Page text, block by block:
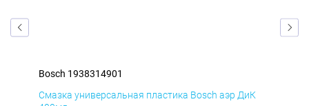
Bosch 1938314901
Смазка универсальная пластика Bosch аэр ДиК